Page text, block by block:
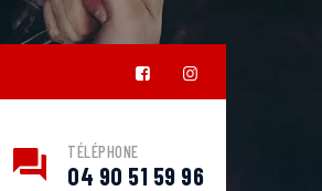
TÉLÉPHONE
04 90 51 59 96